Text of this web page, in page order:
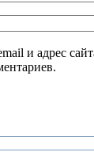
и адрес